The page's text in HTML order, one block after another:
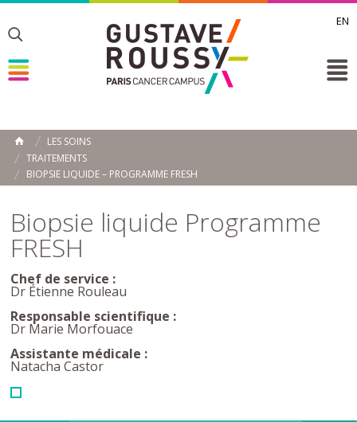
EN
Toggle
Toggle
Toggle
ACCUEIL
LES SOINS
TRAITEMENTS
BIOPSIE LIQUIDE – PROGRAMME FRESH
Biopsie liquide Programme
FRESH
Chef de service :
Dr Étienne Rouleau
Responsable scientifique :
Dr Marie Morfouace
Assistante médicale :
Natacha Castor